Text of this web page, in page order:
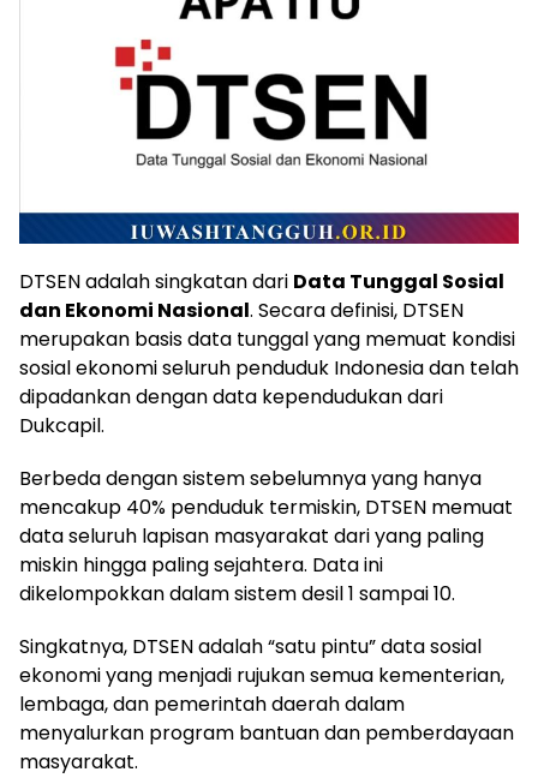
DTSEN adalah singkatan dari Data Tunggal Sosial
dan Ekonomi Nasional. Secara definisi, DTSEN
merupakan basis data tunggal yang memuat kondisi
sosial ekonomi seluruh penduduk Indonesia dan telah
dipadankan dengan data kependudukan dari
Dukcapil.
Berbeda dengan sistem sebelumnya yang hanya
mencakup 40% penduduk termiskin, DTSEN memuat
data seluruh lapisan masyarakat dari yang paling
miskin hingga paling sejahtera. Data ini
dikelompokkan dalam sistem desil 1 sampai 10.
Singkatnya, DTSEN adalah “satu pintu” data sosial
ekonomi yang menjadi rujukan semua kementerian,
lembaga, dan pemerintah daerah dalam
menyalurkan program bantuan dan pemberdayaan
masyarakat.